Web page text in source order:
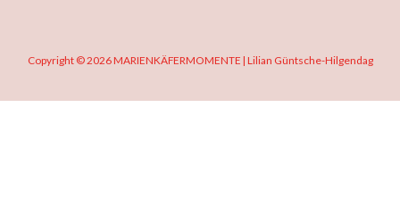
Copyright © 2026 MARIENKÄFERMOMENTE | Lilian Güntsche-Hilgendag